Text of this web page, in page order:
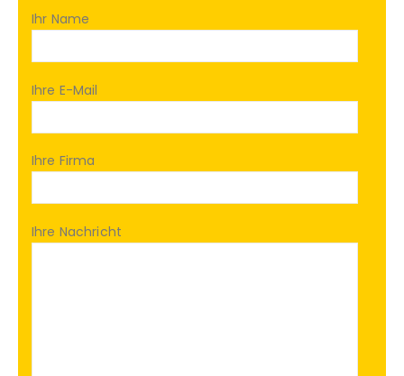
Ihr Name
Ihre E-Mail
Ihre Firma
Ihre Nachricht